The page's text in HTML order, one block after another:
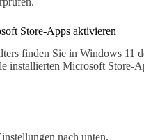
Store-Apps aktivieren
finden Sie in Windows 11
installierten Microsoft Store-
nach unten.